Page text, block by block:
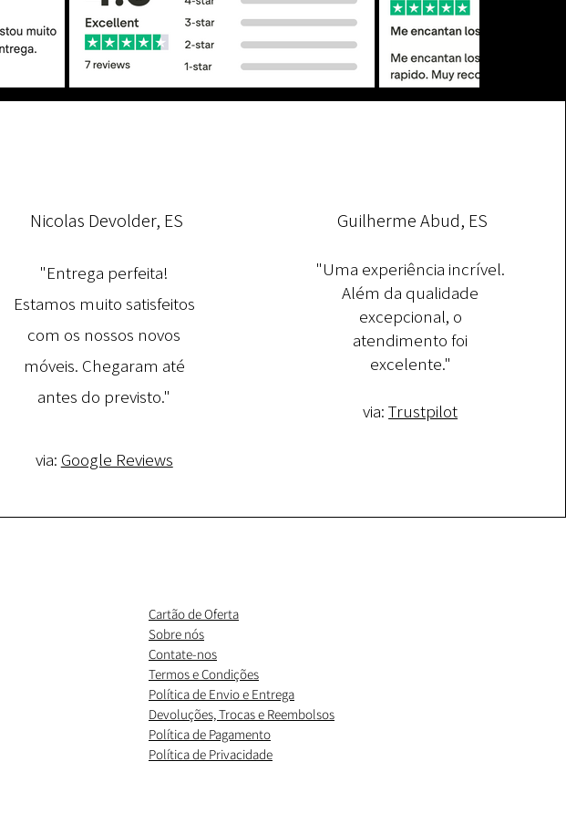
Nicolas Devolder, ES
"Entrega perfeita!
Estamos muito satisfeitos
com os nossos novos
móveis. Chegaram até
antes do previsto."
via: Google Reviews
Guilherme Abud, ES
"Uma experiência incrível.
Além da qualidade
excepcional, o
atendimento foi
excelente."
via:Trustpilot
Cartão de Oferta
Sobre nós
Contate-nos
Termos e Condições
Política de Envio e Entrega
Devoluções, Trocas e Reembolsos
Política de Pagamento
Política de Privacidade